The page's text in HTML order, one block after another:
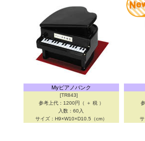
Myピアノバンク
[TR843]
参考上代：1200円（ ＋ 税 ）
入数：60入
サイズ：H9×W10×D10.5（cm）